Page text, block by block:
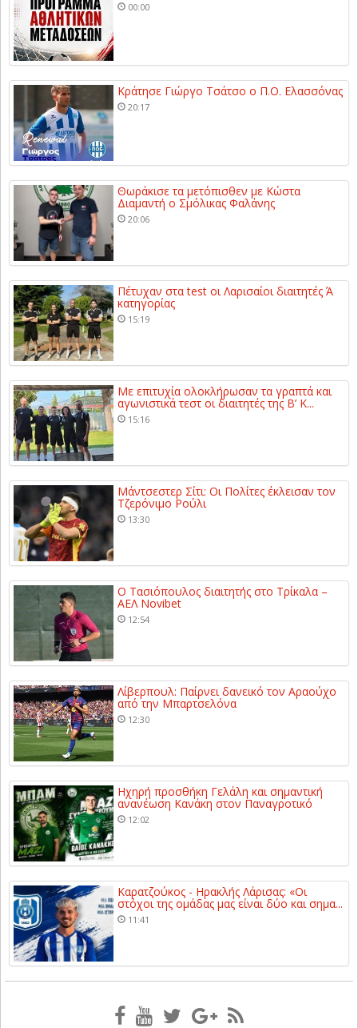
00:00
Κράτησε Γιώργο Τσάτσο ο Π.Ο. Ελασσόνας
20:17
Θωράκισε τα μετόπισθεν με Κώστα
Διαμαντή ο Σμόλικας Φαλάνης
20:06
Πέτυχαν στα test οι Λαρισαίοι διαιτητές Ά
κατηγορίας
15:19
Με επιτυχία ολοκλήρωσαν τα γραπτά και
αγωνιστικά τεστ οι διαιτητές της Β’ Κ...
15:16
Μάντσεστερ Σίτι: Οι Πολίτες έκλεισαν τον
Τζερόνιμο Ρούλι
13:30
Ο Τασιόπουλος διαιτητής στο Τρίκαλα –
ΑΕΛ Novibet
12:54
Λίβερπουλ: Παίρνει δανεικό τον Αραούχο
από την Μπαρτσελόνα
12:30
Ηχηρή προσθήκη Γελάλη και σημαντική
ανανέωση Κανάκη στον Παναγροτικό
12:02
Καρατζούκος - Ηρακλής Λάρισας: «Οι
στόχοι της ομάδας μας είναι δύο και σημα...
11:41